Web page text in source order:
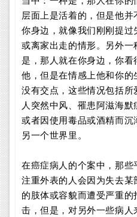
层面上是活着的，但是他并
你身边，就像我们刚刚提过
或离家出走的情形。另外一
是，那人就在你身边，你看
他，但是在情感上他和你的
没有交点，这些情况包括所
人突然中风、罹患阿滋海默
或者因使用毒品或酒精而沉
另一个世界里。
在癌症病人的个案中，那些
注重外表的人会因为失去某
的肢体或容貌而遭受严重的
击，但是，对另外一些病人